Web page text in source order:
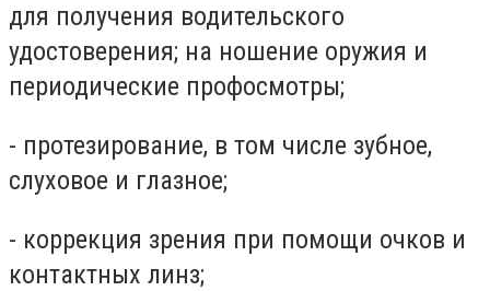
для получения водительского
удостоверения; на ношение оружия и
периодические профосмотры;
- протезирование, в том числе зубное,
слуховое и глазное;
- коррекция зрения при помощи очков и
контактных линз;